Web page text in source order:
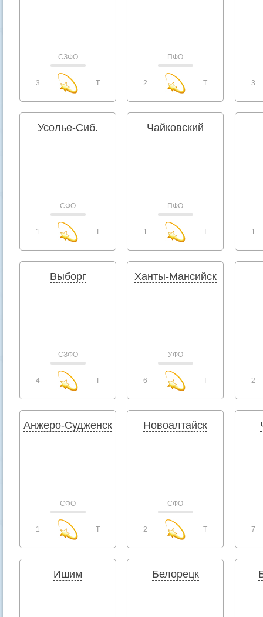
СЗФО
3 T
ПФО
2 T 3
Усолье-Сиб.
СФО
1 T
Чайковский
ПФО
1 T 1
Выборг
СЗФО
4 T
Ханты-Мансийск
УФО
6 T 2
Анжеро-Судженск
СФО
1 T
Новоалтайск
СФО
2 T 7
Ишим Белорецк